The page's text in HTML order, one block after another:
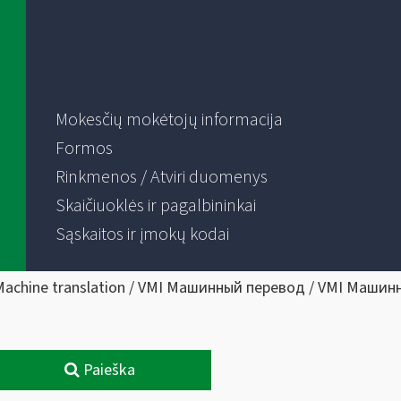
Mokesčių mokėtojų informacija
Formos
Rinkmenos / Atviri duomenys
Skaičiuoklės ir pagalbininkai
Sąskaitos ir įmokų kodai
translation / VMI Машинный перевод / VMI
Paieška